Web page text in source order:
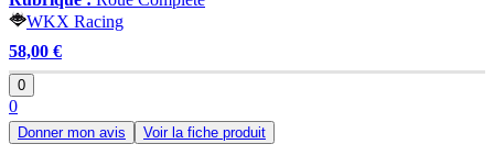
WKX Racing
58,00 €
0
0
Donner mon avis Voir la fiche produit